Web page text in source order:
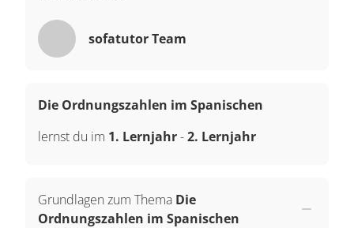
sofatutor Team
Die Ordnungszahlen im Spanischen
lernst du im 1. Lernjahr-2. Lernjahr
Grundlagen zum Thema Die
Ordnungszahlen im Spanischen